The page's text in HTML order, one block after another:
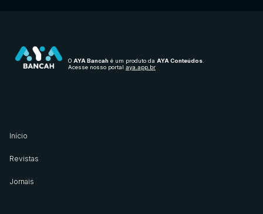
O AYA Bancah é um produto da AYA Conteúdos
Acesse nosso portal aya.app.br
Início
Revistas
Jornais